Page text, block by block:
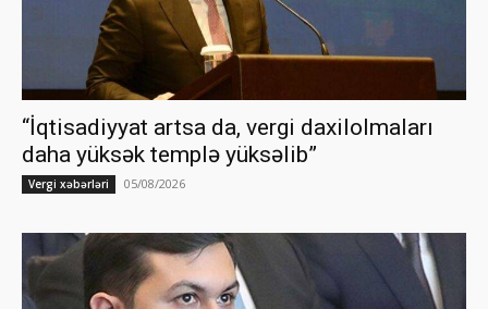
“İqtisadiyyat artsa da, vergi daxilolmaları
daha yüksək templə yüksəlib”
Vergi xəbərləri 05/08/2026